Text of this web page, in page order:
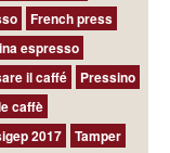
French press
espresso
il caffé
Pressino
caffè
2017
Tamper